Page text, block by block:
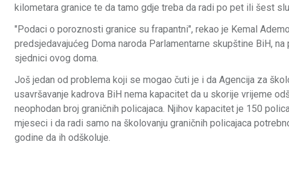
kilometara granice te da tamo gdje treba da radi po pet ili šest
"Podaci o poroznosti granice su frapantni", rekao je Kemal
predsjedavajućeg Doma naroda Parlamentarne skupštine BiH, na
sjednici ovog doma.
Još jedan od problema koji se mogao čuti je i da Agencija za
usavršavanje kadrova BiH nema kapacitet da u skorije vrijeme
neophodan broj graničnih policajaca. Njihov kapacitet je 150
mjeseci i da radi samo na školovanju graničnih policajaca
godine da ih odškoluje.